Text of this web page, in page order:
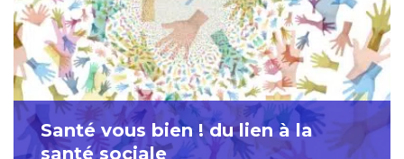
Santé vous bien ! du lien à la
santé sociale